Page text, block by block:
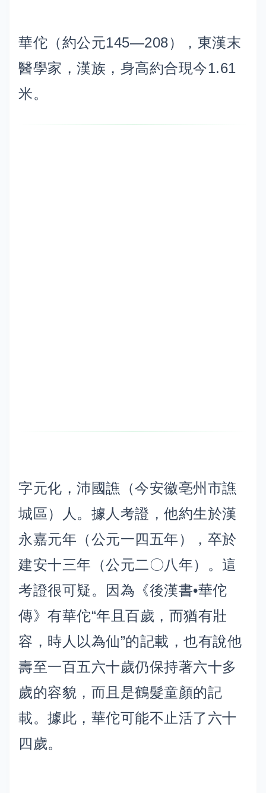
華佗（約公元145—208），東漢末
醫學家，漢族，身高約合現今1.61
米。
字元化，沛國譙（今安徽亳州市譙
城區）人。據人考證，他約生於漢
永嘉元年（公元一四五年），卒於
建安十三年（公元二〇八年）。這
考證很可疑。因為《後漢書•華佗
傳》有華佗“年且百歲，而猶有壯
容，時人以為仙”的記載，也有說他
壽至一百五六十歲仍保持著六十多
歲的容貌，而且是鶴髮童顏的記
載。據此，華佗可能不止活了六十
四歲。